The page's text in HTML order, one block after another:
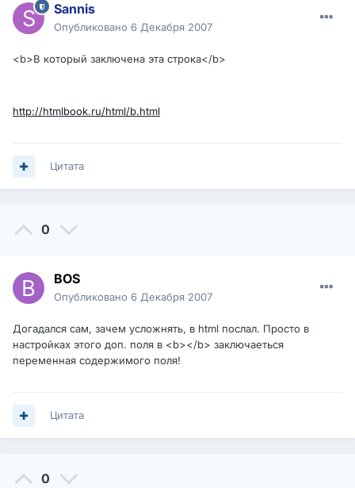
Sannis
Опубликовано 6 Декабря 2007
<b>В который заключена эта строка</b>
http://htmlbook.ru/html/b.html
Цитата
0
BOS
Опубликовано 6 Декабря 2007
Догадался сам, зачем усложнять, в html послал. Просто в
настройках этого доп. поля в <b></b> заключаеться
переменная содержимого поля!
Цитата
0